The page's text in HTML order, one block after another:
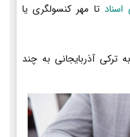
تا مهر کنسولگری یا
ترکی آذربایجانی به چند